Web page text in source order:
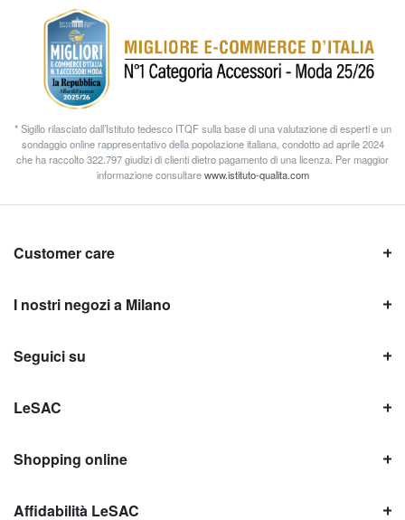
* Sigillo rilasciato dall’Istituto tedesco ITQF sulla base di una valutazione di esperti e un
sondaggio online rappresentativo della popolazione italiana, condotto ad aprile 2024
che ha raccolto 322.797 giudizi di clienti dietro pagamento di una licenza. Per maggior
informazione consultarewww.istituto-qualita.com
Customer care
I nostri negozi a Milano
Seguici su
LeSAC
Shopping online
Affidabilità LeSAC